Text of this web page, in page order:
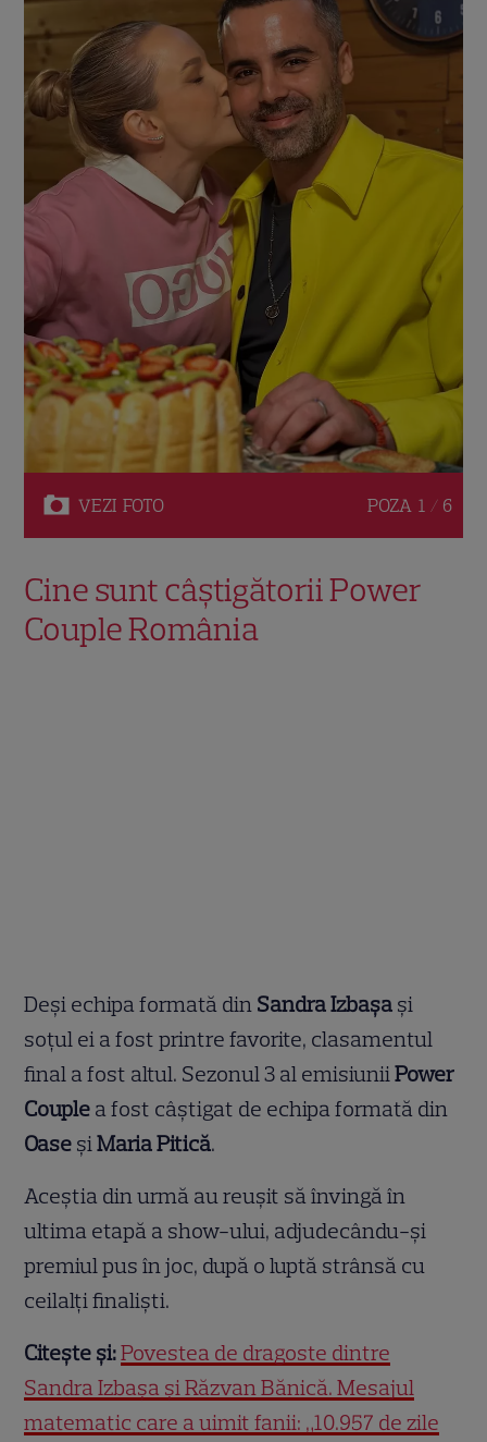
VEZI FOTO POZA 1 / 6
Cine sunt câștigătorii Power
Couple România
Deși echipa formată din Sandra Izbașa și
soțul ei a fost printre favorite, clasamentul
final a fost altul. Sezonul 3 al emisiuniiPower
Couple a fost câștigat de echipa formată din
Oase șiMaria Pitică.
Aceștia din urmă au reușit să învingă în
ultima etapă a show-ului, adjudecându-și
premiul pus în joc, după o luptă strânsă cu
ceilalți finaliști.
Citește și:Povestea de dragoste dintre
Sandra Izbașa și Răzvan Bănică. Mesajul
matematic care a uimit fanii: „10.957 de zile